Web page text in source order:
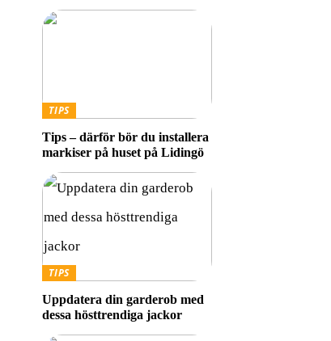
TIPS
Tips – därför bör du installera
markiser på huset på Lidingö
TIPS
Uppdatera din garderob med
dessa hösttrendiga jackor